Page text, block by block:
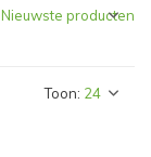
Toon: